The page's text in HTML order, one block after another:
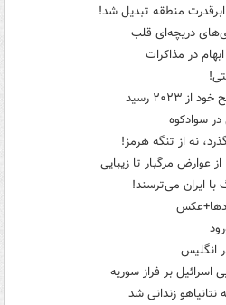
ابرقدرت منطقه تبدیل شد!
دریچه‌ای قلب
در مذاکرات
رسید
سوادکوه
نه از تنگه هرمز!
عوارض مرگبار تا زیبایی
ایران می‌ترسند!
انگلیس
اسرائیل بر فراز سوریه
زندانی شد